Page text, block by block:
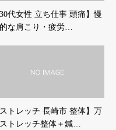
30代女性 立ち仕事 頭痛】慢
な肩こり・疲労…
ストレッチ 長崎市 整体】万
トレッチ整体＋鍼…